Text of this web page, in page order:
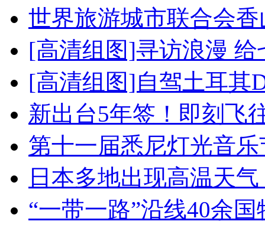
世界旅游城市联合会
[高清组图]寻访浪漫
[高清组图]自驾土耳其
新出台5年签！即刻飞
第十一届悉尼灯光音
日本多地出现高温天
“一带一路”沿线40余